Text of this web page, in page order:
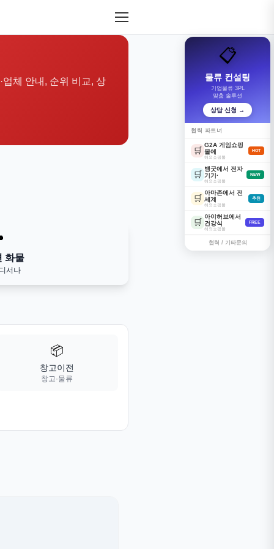
업체 안내, 순위 비교, 상
화물
서나
📦
창고이전
창고·물류
📋
물류 컨설팅
기업물류·3PL
맞춤 솔루션
상담 신청 →
협력 파트너
🛒
G2A 게임쇼핑
몰에
해외쇼핑몰
HOT
🛒
뱅굿에서 전자
기기·
해외쇼핑몰
NEW
🛒
아마존에서 전
세계
해외쇼핑몰
추천
🛒
아이허브에서
건강식
해외쇼핑몰
FREE
협력 / 기타문의